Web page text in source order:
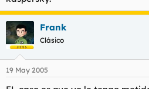
Frank
Clásico
19 May 2005